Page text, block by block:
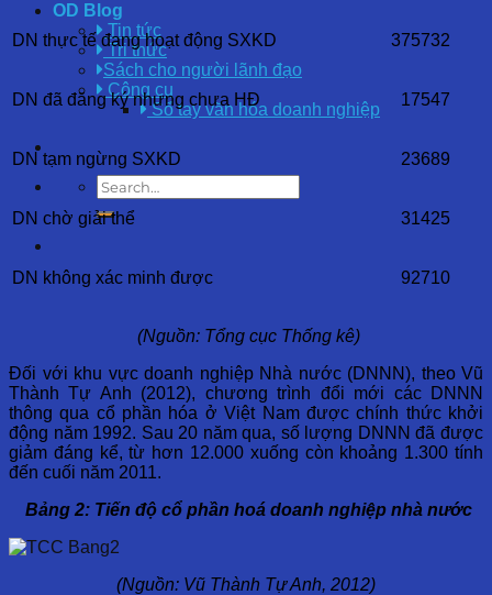
OD Blog
Tin tức
Tri thức
Sách cho người lãnh đạo
Công cụ
Sổ tay văn hóa doanh nghiệp
DN thực tế đang hoạt động SXKD 375732
DN đã đăng ký nhưng chưa HĐ 17547
DN tạm ngừng SXKD 23689
DN chờ giải thể 31425
DN không xác minh được 92710
(Nguồn: Tổng cục Thống kê)
Đối với khu vực doanh nghiệp Nhà nước (DNNN), theo Vũ
Thành Tự Anh (2012), chương trình đổi mới các DNNN
thông qua cổ phần hóa ở Việt Nam được chính thức khởi
động năm 1992. Sau 20 năm qua, số lượng DNNN đã được
giảm đáng kể, từ hơn 12.000 xuống còn khoảng 1.300 tính
đến cuối năm 2011.
Bảng 2: Tiến độ cổ phần hoá doanh nghiệp nhà nước
(Nguồn: Vũ Thành Tự Anh, 2012)